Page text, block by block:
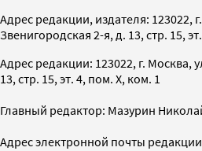
Адрес редакции, издателя: 123022,
Звенигородская 2-я, д. 13, стр. 15,
Адрес редакции: 123022, г. Москва,
13, стр. 15, эт. 4, пом. X, ком. 1
Главный редактор: Мазурин
Адрес электронной почты